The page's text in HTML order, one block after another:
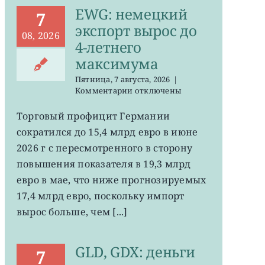
7
08, 2026
EWG: немецкий
экспорт вырос до
4-летнего
максимума
Пятница, 7 августа, 2026 |
Комментариик
EWG:
немецкий
экспорт
вырос
4-
летнего
отключены
Торговый профицит Германии
сократился до 15,4 млрд евро в июне
2026 г с пересмотренного в сторону
повышения показателя в 19,3 млрд
евро в мае, что ниже прогнозируемых
17,4 млрд евро, поскольку импорт
вырос больше, чем [...]
7
GLD, GDX: деньги